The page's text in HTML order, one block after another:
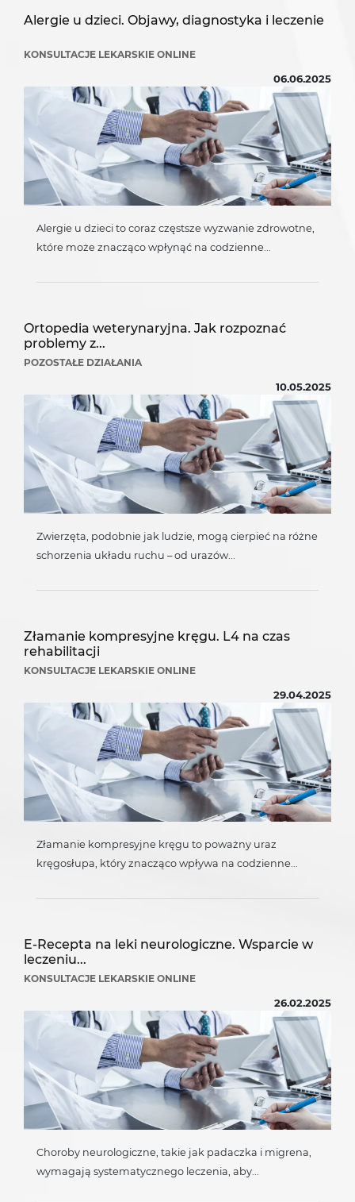
Alergie u dzieci. Objawy, diagnostyka i leczenie
KONSULTACJE LEKARSKIE ONLINE
06.06.2025
Alergie u dzieci to coraz częstsze wyzwanie zdrowotne,
które może znacząco wpłynąć na codzienne...
Ortopedia weterynaryjna. Jak rozpoznać
problemy z...
POZOSTAŁE DZIAŁANIA
10.05.2025
Zwierzęta, podobnie jak ludzie, mogą cierpieć na różne
schorzenia układu ruchu – od urazów...
Złamanie kompresyjne kręgu. L4 na czas
rehabilitacji
KONSULTACJE LEKARSKIE ONLINE
29.04.2025
Złamanie kompresyjne kręgu to poważny uraz
kręgosłupa, który znacząco wpływa na codzienne...
E-Recepta na leki neurologiczne. Wsparcie w
leczeniu...
KONSULTACJE LEKARSKIE ONLINE
26.02.2025
Choroby neurologiczne, takie jak padaczka i migrena,
wymagają systematycznego leczenia, aby...